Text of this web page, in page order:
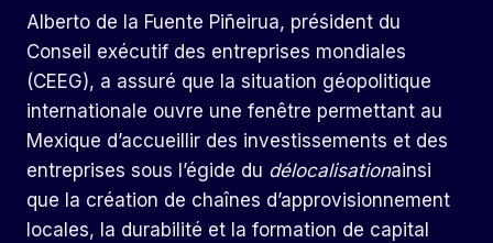
Alberto de la Fuente Piñeirua, président du
Conseil exécutif des entreprises mondiales
(CEEG), a assuré que la situation géopolitique
internationale ouvre une fenêtre permettant au
Mexique d’accueillir des investissements et des
entreprises sous l’égide du délocalisationainsi
que la création de chaînes d’approvisionnement
locales, la durabilité et la formation de capital